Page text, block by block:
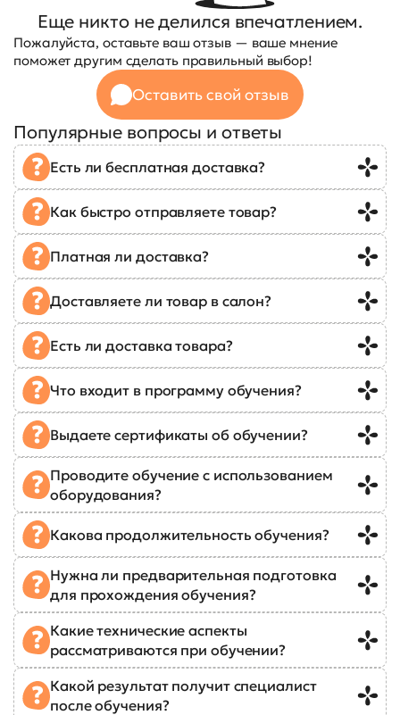
Еще никто не делился впечатлением.
Пожалуйста, оставьте ваш отзыв — ваше мнение
поможет другим сделать правильный выбор!
Оставить свой отзыв
Популярные вопросы и ответы
Есть ли бесплатная доставка?
Как быстро отправляете товар?
Платная ли доставка?
Доставляете ли товар в салон?
Есть ли доставка товара?
Что входит в программу обучения?
Выдаете сертификаты об обучении?
Проводите обучение с использованием
оборудования?
Какова продолжительность обучения?
Нужна ли предварительная подготовка
для прохождения обучения?
Какие технические аспекты
рассматриваются при обучении?
Какой результат получит специалист
после обучения?